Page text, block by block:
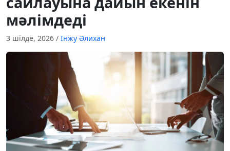
мәлімдеді
3 шілде, 2026 / Інжу Әлихан